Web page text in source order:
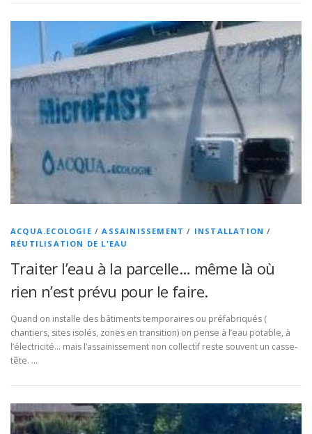
ACQUA.ECOLOGIE /ASSAINISSEMENT / INSTALLATION /
RÉUTILISATION DE L'EAU
Traiter l’eau à la parcelle… même là où
rien n’est prévu pour le faire.
Quand on installe des bâtiments temporaires ou préfabriqués (
chantiers, sites isolés, zones en transition) on pense à l’eau potable, à
l’électricité… mais l’assainissement non collectif reste souvent un casse-
tête. …